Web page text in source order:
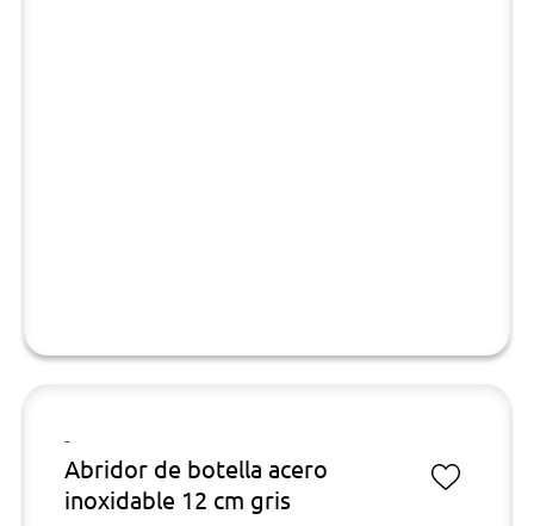
-
Abridor de botella acero
inoxidable 12 cm gris